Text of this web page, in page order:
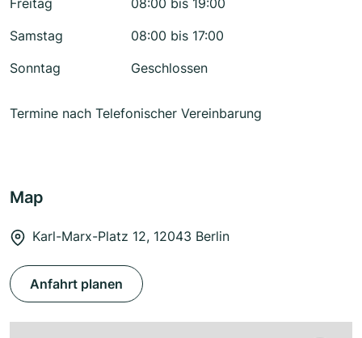
Freitag
08:00 bis 19:00
Samstag
08:00 bis 17:00
Sonntag
Geschlossen
Termine nach Telefonischer Vereinbarung
Map
Karl-Marx-Platz 12, 12043 Berlin
Anfahrt planen